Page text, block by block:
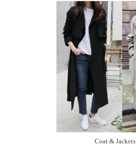
Coat & Jackets